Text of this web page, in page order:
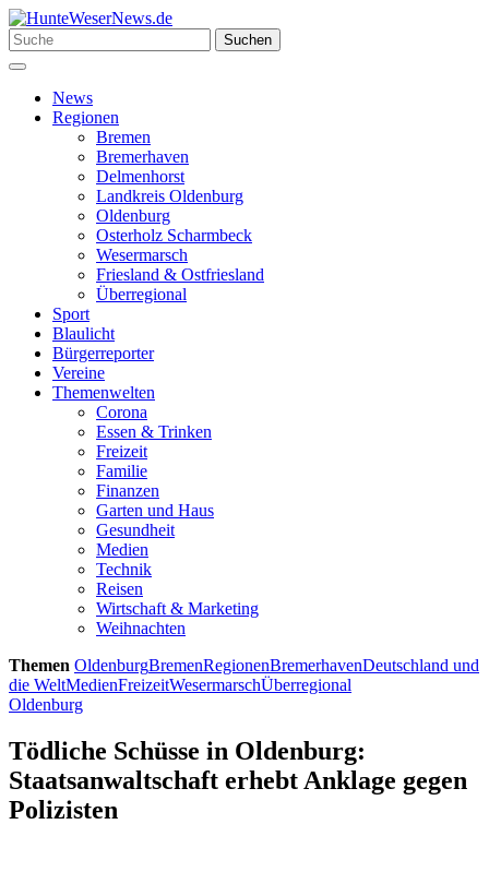
Zum
Inhalt
springen
Suchen
nach:
Suchen
Menü
News
Regionen
Bremen
Bremerhaven
Delmenhorst
Landkreis Oldenburg
Oldenburg
Osterholz Scharmbeck
Wesermarsch
Friesland & Ostfriesland
Überregional
Sport
Blaulicht
Bürgerreporter
Vereine
Themenwelten
Corona
Essen & Trinken
Freizeit
Familie
Finanzen
Garten und Haus
Gesundheit
Medien
Technik
Reisen
Wirtschaft & Marketing
Weihnachten
Themen OldenburgBremenRegionenBremerhavenDeutschland und
die WeltMedienFreizeitWesermarschÜberregional
Oldenburg
Tödliche Schüsse in Oldenburg:
Staatsanwaltschaft erhebt Anklage gegen
Polizisten